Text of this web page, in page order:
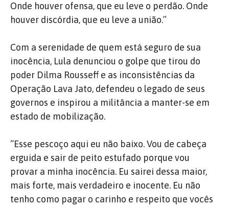
Onde houver ofensa, que eu leve o perdão. Onde
houver discórdia, que eu leve a união.”
Com a serenidade de quem está seguro de sua
inocência, Lula denunciou o golpe que tirou do
poder Dilma Rousseff e as inconsistências da
Operação Lava Jato, defendeu o legado de seus
governos e inspirou a militância a manter-se em
estado de mobilização.
“Esse pescoço aqui eu não baixo. Vou de cabeça
erguida e sair de peito estufado porque vou
provar a minha inocência. Eu sairei dessa maior,
mais forte, mais verdadeiro e inocente. Eu não
tenho como pagar o carinho e respeito que vocês